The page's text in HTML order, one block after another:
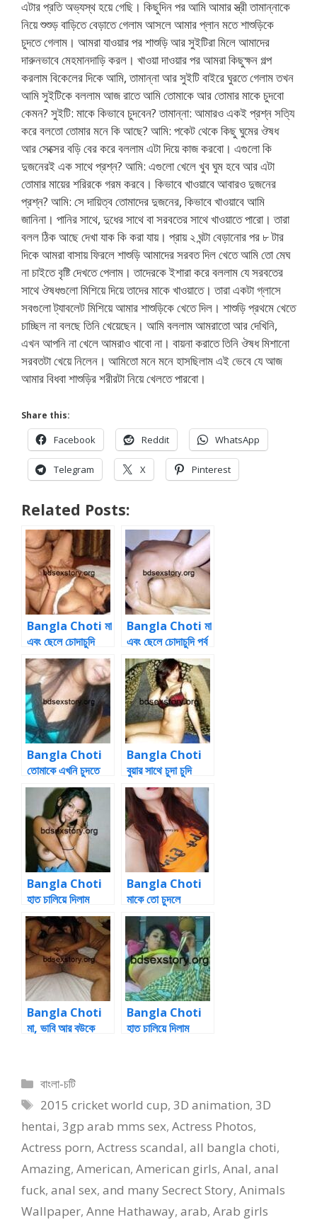
এটার প্রতি অভ্যস্থ হয়ে গেছি। কিছুদিন পর আমি আমার স্ত্রী তামান্নাকে
নিয়ে শুশুড় বাড়িতে বেড়াতে গেলাম আসলে আমার প্লান মতে শাশুড়িকে
চুদতে গেলাম। আমরা যাওয়ার পর শাশুড়ি আর সুইটিরা মিলে আমাদের
দারুনভাবে মেহমানদাড়ি করল। খাওয়া দাওয়ার পর আমরা কিছুক্ষন গল্প
করলাম বিকেলের দিকে আমি, তামান্না আর সুইটি বাইরে ঘুরতে গেলাম তখন
আমি সুইটিকে বললাম আজ রাতে আমি তোমাকে আর তোমার মাকে চুদবো
কেমন? সুইটি: মাকে কিভাবে চুদবেন? তামান্না: আমারও একই প্রশ্ন সত্যি
করে বলতো তোমার মনে কি আছে? আমি: পকেট থেকে কিছু ঘুমের ঔষধ
আর সেক্সের বড়ি বের করে বললাম এটা দিয়ে কাজ করবো। এগুলো কি
দুজনেরই এক সাথে প্রশ্ন? আমি: এগুলো খেলে খুব ঘুম হবে আর এটা
তোমার মায়ের শরিরকে গরম করবে। কিভাবে খাওয়াবে আবারও দুজনের
প্রশ্ন? আমি: সে দায়িত্ব তোমাদের দুজনের, কিভাবে খাওয়াবে আমি
জানিনা। পানির সাথে, দুধের সাথে বা সরবতের সাথে খাওয়াতে পারো। তারা
বলল ঠিক আছে দেখা যাক কি করা যায়। প্রায় ২ ঘন্টা বেড়ানোর পর ৮ টার
দিকে আমরা বাসায় ফিরলে শাশুড়ি আমাদের সরবত দিল খেতে আমি তো মেঘ
না চাইতে বৃষ্টি দেখতে পেলাম। তাদেরকে ইশারা করে বললাম যে সরবতের
সাথে ঔষধগুলো মিশিয়ে দিয়ে তাদের মাকে খাওয়াতে। তারা একটা গ্লাসে
সবগুলো ট্যাবলেট মিশিয়ে আমার শাশুড়িকে খেতে দিল। শাশুড়ি প্রথমে খেতে
চাচ্ছিল না বলছে তিনি খেয়েছেন। আমি বললাম আমরাতো আর দেখিনি,
এখন আপনি না খেলে আমরাও খাবো না। বায়না করাতে তিনি ঔষধ মিশানো
সরবতটা খেয়ে নিলেন। আমিতো মনে মনে হাসছিলাম এই ভেবে যে আজ
আমার বিধবা শাশুড়ির শরীরটা নিয়ে খেলতে পারবো।
Share this:
Facebook Reddit WhatsApp
Telegram X Pinterest
Related Posts:
Bangla Choti মা
এবং ছেলে চোদাচুদি
Bangla Choti মা
এবং ছেলে চোদাচুদি পর্ব
২Bangla Choti
Bangla Choti
তোমাকে এখনি চুদতে
চাই
Bangla Choti
বুয়ার সাথে চুদা চুদি
Bangla Choti
হাত চালিয়ে দিলাম
পায়জামার ফিতের দিকে
Bangla Choti
মাকে তো চুদলে
আমাদের দুই বোনকে
আজ চুদবে না
Bangla Choti
মা, ভাবি আর বউকে
Bangla Choti
হাত চালিয়ে দিলাম
Categories
বাংলা-চটি
Tags
2015 cricket world cup,3D animation,3D
hentai, 3gp arab mms sex, Actress Photos,
Actress porn, Actress scandal, all bangla choti,
Amazing, American, American girls, Anal, anal
fuck, anal sex, and many Secrect Story, Animals
Wallpaper, Anne Hathaway, arab, Arab girls